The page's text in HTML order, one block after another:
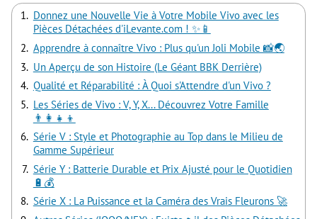
Donnez une Nouvelle Vie à Votre Mobile Vivo avec les
Pièces Détachées d'iLevante.com ! ✨📱
Apprendre à connaître Vivo : Plus qu'un Joli Mobile 📸🌏
Un Aperçu de son Histoire (Le Géant BBK Derrière)
Qualité et Réparabilité : À Quoi s'Attendre d'un Vivo ?
Les Séries de Vivo : V, Y, X... Découvrez Votre Famille
👨‍👩‍👧‍👦
Série V : Style et Photographie au Top dans le Milieu de
Gamme Supérieur
Série Y : Batterie Durable et Prix Ajusté pour le Quotidien
🔋💰
Série X : La Puissance et la Caméra des Vrais Fleurons 🚀